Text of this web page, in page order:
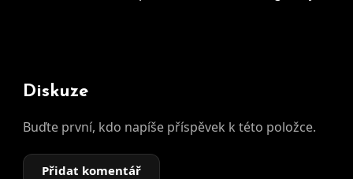
Diskuze
Buďte první, kdo napíše příspěvek k této položce.
Přidat komentář